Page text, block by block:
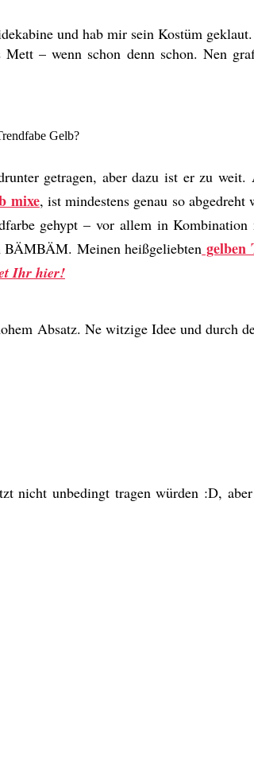
und hab mir sein Kostüm
– wenn schon denn schon. Nen
Gelb?
getragen, aber dazu ist er zu
mixe, ist mindestens genau so abgedreht
gehypt – vor allem in
BÄMBÄM. Meinen heißgeliebten gelben
Ihr hier!
Absatz. Ne witzige Idee und durch
nicht unbedingt tragen würden :D,